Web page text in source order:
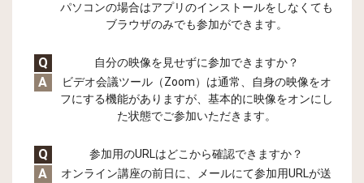
パソコンの場合はアプリのインストールをしなくても
ブラウザのみでも参加ができます。
Q 自分の映像を見せずに参加できますか？
A
ビデオ会議ツール（Zoom）は通常、自身の映像をオ
フにする機能がありますが、基本的に映像をオンにし
た状態でご参加いただきます。
Q 参加用のURLはどこから確認できますか？
A
オンライン講座の前日に、メールにて参加用URLが送